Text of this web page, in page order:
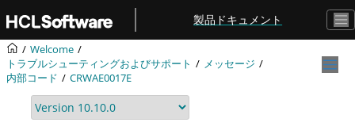
メインコンテンツにジャンプ
製品ドキュメント
Welcome
トラブルシューティングおよびサポート
メッセージ
内部コード
CRWAE0017E